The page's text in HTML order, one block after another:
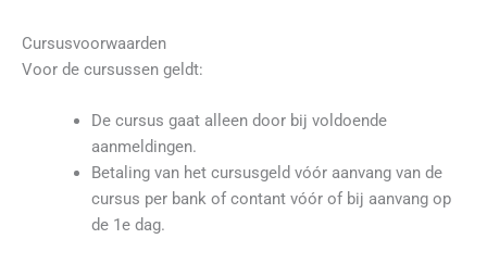
Cursusvoorwaarden
Voor de cursussen geldt:
De cursus gaat alleen door bij voldoende
aanmeldingen.
Betaling van het cursusgeld vóór aanvang van de
cursus per bank of contant vóór of bij aanvang op
de 1e dag.